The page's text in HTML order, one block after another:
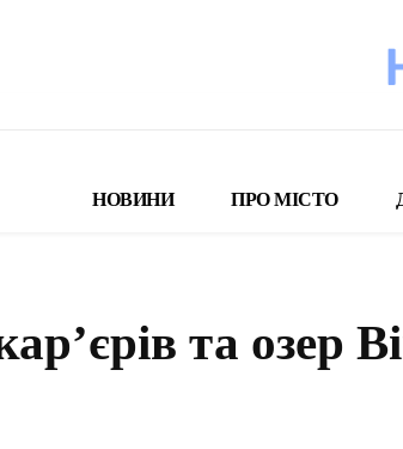
НОВИНИ ПРО МІСТО
та озер